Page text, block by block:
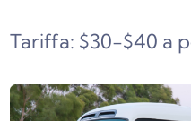
Tariffa: $30-$40 a